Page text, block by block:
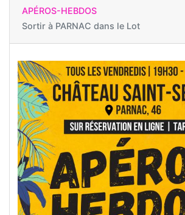
APÉROS-HEBDOS
Sortir à PARNAC dans le Lot